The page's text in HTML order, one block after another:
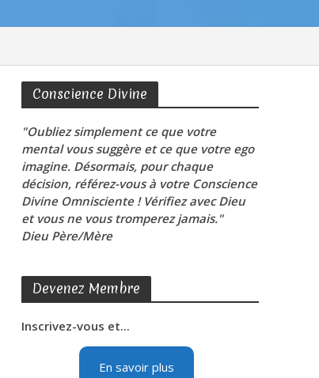
Conscience Divine
"Oubliez simplement ce que votre
mental vous suggère et ce que votre ego
imagine. Désormais, pour chaque
décision, référez-vous à votre Conscience
Divine Omnisciente ! Vérifiez avec Dieu
et vous ne vous tromperez jamais."
Dieu Père/Mère
Devenez Membre
Inscrivez-vous et...
En savoir plus